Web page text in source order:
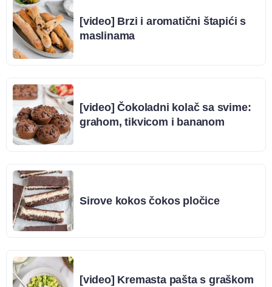
[video] Brzi i aromatični štapići s
maslinama
[video] Čokoladni kolač sa svime:
grahom, tikvicom i bananom
Sirove kokos čokos pločice
[video] Kremasta pašta s graškom